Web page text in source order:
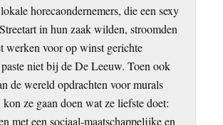
horecaondernemers, die een sexy
in hun zaak wilden, stroomden
werken voor op winst gerichte
niet bij de De Leeuw. Toen ook
de wereld opdrachten voor murals
ze gaan doen wat ze liefste doet:
met een sociaal-maatschappelijke en